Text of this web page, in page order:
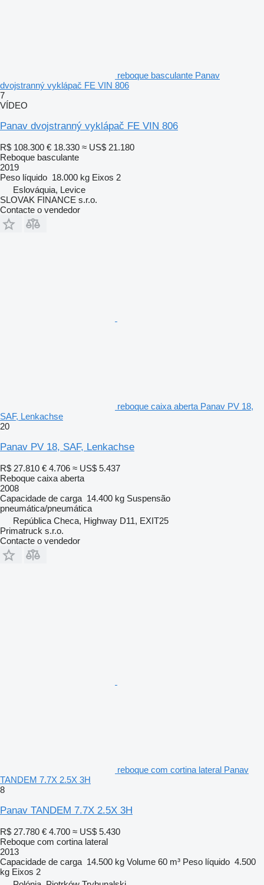
reboque basculante Panav
dvojstranný vyklápač FE VIN 806
7
VÍDEO
Panav dvojstranný vyklápač FE VIN 806
R$ 108.300 € 18.330 ≈ US$ 21.180
Reboque basculante
2019
Peso líquido 18.000 kg Eixos 2
Eslováquia, Levice
SLOVAK FINANCE s.r.o.
Contacte o vendedor
reboque caixa aberta Panav PV 18,
SAF, Lenkachse
20
Panav PV 18, SAF, Lenkachse
R$ 27.810 € 4.706 ≈ US$ 5.437
Reboque caixa aberta
2008
Capacidade de carga 14.400 kg Suspensão
pneumática/pneumática
República Checa, Highway D11, EXIT25
Primatruck s.r.o.
Contacte o vendedor
reboque com cortina lateral Panav
TANDEM 7.7X 2.5X 3H
8
Panav TANDEM 7.7X 2.5X 3H
R$ 27.780 € 4.700 ≈ US$ 5.430
Reboque com cortina lateral
2013
Capacidade de carga 14.500 kg Volume 60 m³ Peso líquido 4.500
kg Eixos 2